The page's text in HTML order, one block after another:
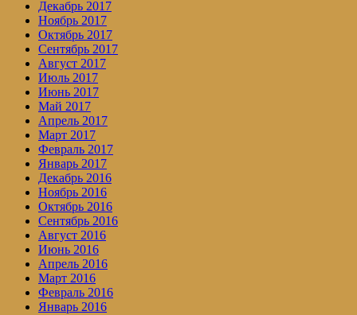
Декабрь 2017
Ноябрь 2017
Октябрь 2017
Сентябрь 2017
Август 2017
Июль 2017
Июнь 2017
Май 2017
Апрель 2017
Март 2017
Февраль 2017
Январь 2017
Декабрь 2016
Ноябрь 2016
Октябрь 2016
Сентябрь 2016
Август 2016
Июнь 2016
Апрель 2016
Март 2016
Февраль 2016
Январь 2016